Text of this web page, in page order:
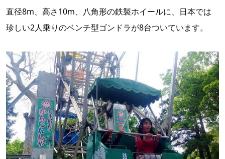
直径8m、高さ10m、八角形の鉄製ホイールに、日本では
珍しい2人乗りのベンチ型ゴンドラが8台ついています。